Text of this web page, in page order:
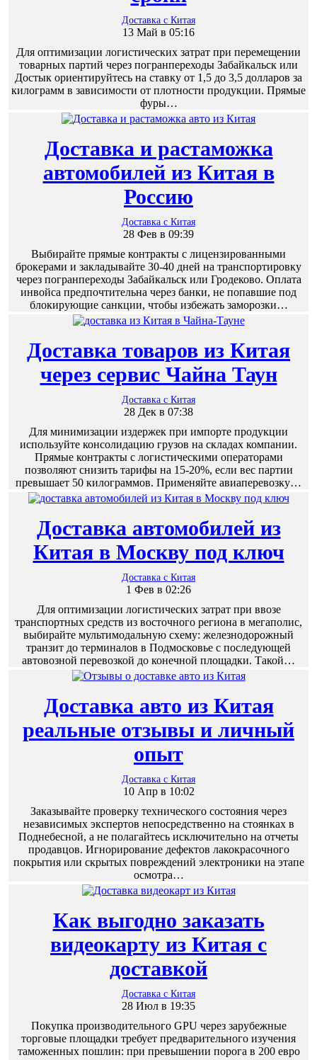
Доставка с Китая
13 Май в 05:16
Для оптимизации логистических затрат при перемещении
товарных партий через погранпереходы Забайкальск или
Достык ориентируйтесь на ставку от 1,5 до 3,5 долларов за
килограмм в зависимости от плотности продукции. Прямые
фуры…
Доставка и растаможка
автомобилей из Китая в
Россию
Доставка с Китая
28 Фев в 09:39
Выбирайте прямые контракты с лицензированными
брокерами и закладывайте 30-40 дней на транспортировку
через погранпереходы Забайкальск или Гродеково. Оплата
инвойса предпочтительна через банки, не попавшие под
блокирующие санкции, чтобы избежать заморозки…
Доставка товаров из Китая
через сервис Чайна Таун
Доставка с Китая
28 Дек в 07:38
Для минимизации издержек при импорте продукции
используйте консолидацию грузов на складах компании.
Прямые контракты с логистическими операторами
позволяют снизить тарифы на 15-20%, если вес партии
превышает 50 килограммов. Применяйте авиаперевозку…
Доставка автомобилей из
Китая в Москву под ключ
Доставка с Китая
1 Фев в 02:26
Для оптимизации логистических затрат при ввозе
транспортных средств из восточного региона в мегаполис,
выбирайте мультимодальную схему: железнодорожный
транзит до терминалов в Подмосковье с последующей
автовозной перевозкой до конечной площадки. Такой…
Доставка авто из Китая
реальные отзывы и личный
опыт
Доставка с Китая
10 Апр в 10:02
Заказывайте проверку технического состояния через
независимых экспертов непосредственно на стоянках в
Поднебесной, а не полагайтесь исключительно на отчеты
продавцов. Игнорирование дефектов лакокрасочного
покрытия или скрытых повреждений электроники на этапе
осмотра…
Как выгодно заказать
видеокарту из Китая с
доставкой
Доставка с Китая
28 Июл в 19:35
Покупка производительного GPU через зарубежные
торговые площадки требует предварительного изучения
таможенных пошлин: при превышении порога в 200 евро